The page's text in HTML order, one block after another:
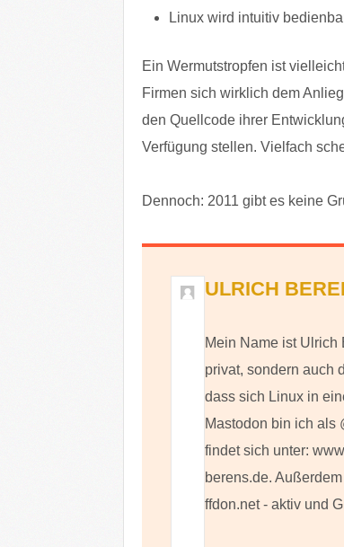
Linux wird intuitiv
Ein Wermutstropfen ist
Firmen sich wirklich dem
den Quellcode ihrer
Verfügung stellen. Vielfach
Dennoch: 2011 gibt es keine
ULRICH
Mein Name ist Ulrich
privat, sondern auch
dass sich Linux in
Mastodon bin ich als
findet sich unter:
berens.de.
ffdon.net - aktiv und